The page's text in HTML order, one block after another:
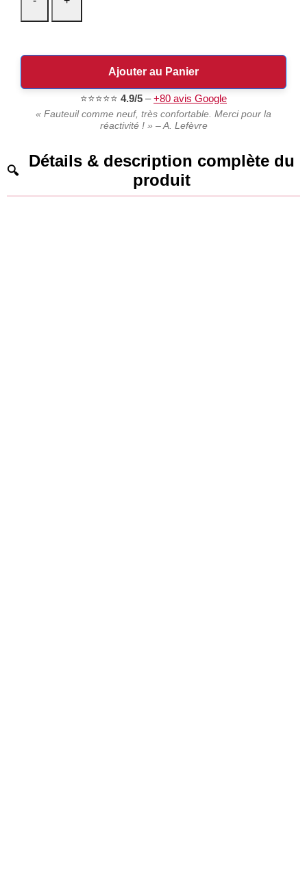
Ajouter au Panier
⭐⭐⭐⭐⭐ 4.9/5 –+80 avis Google
« Fauteuil comme neuf, très confortable. Merci pour la
réactivité ! » – A. Lefèvre
Détails & description complète du
produit